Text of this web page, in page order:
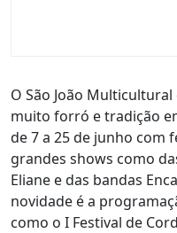
O São João
muito forró e tradição
de 7 a 25 de junho com
grandes shows como
Eliane e das bandas
novidade é a
como o I Festival de